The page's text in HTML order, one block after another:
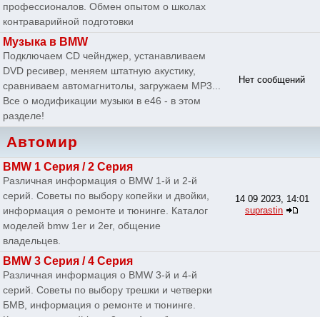
профессионалов. Обмен опытом о школах
контраварийной подготовки
Музыка в BMW
Подключаем CD чейнджер, устанавливаем
DVD ресивер, меняем штатную акустику,
сравниваем автомагнитолы, загружаем MP3...
Все о модификации музыки в e46 - в этом
разделе!
Нет сообщений
Автомир
BMW 1 Серия / 2 Серия
Различная информация о BMW 1-й и 2-й
серий. Советы по выбору копейки и двойки,
информация о ремонте и тюнинге. Каталог
моделей bmw 1er и 2er, общение
владельцев.
14 09 2023, 14:01
suprastin
BMW 3 Серия / 4 Серия
Различная информация о BMW 3-й и 4-й
серий. Советы по выбору трешки и четверки
БМВ, информация о ремонте и тюнинге.